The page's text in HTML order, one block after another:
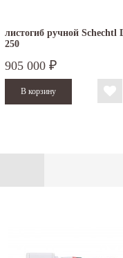
листогиб ручной Schechtl
250
905 000 ₽